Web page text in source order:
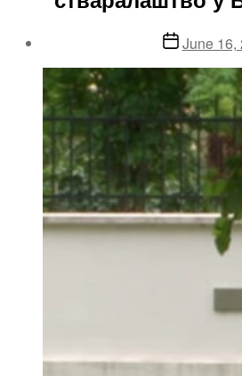
PostJune 16,